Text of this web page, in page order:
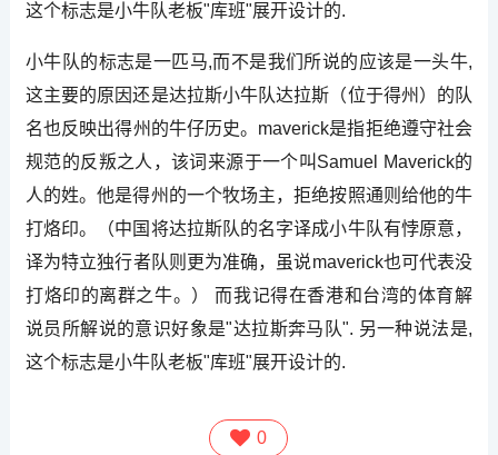
这个标志是小牛队老板"库班"展开设计的.
小牛队的标志是一匹马,而不是我们所说的应该是一头牛,
这主要的原因还是达拉斯小牛队达拉斯（位于得州）的队
名也反映出得州的牛仔历史。maverick是指拒绝遵守社会
规范的反叛之人，该词来源于一个叫Samuel Maverick的
人的姓。他是得州的一个牧场主，拒绝按照通则给他的牛
打烙印。（中国将达拉斯队的名字译成小牛队有悖原意，
译为特立独行者队则更为准确，虽说maverick也可代表没
打烙印的离群之牛。） 而我记得在香港和台湾的体育解
说员所解说的意识好象是"达拉斯奔马队". 另一种说法是,
这个标志是小牛队老板"库班"展开设计的.
0